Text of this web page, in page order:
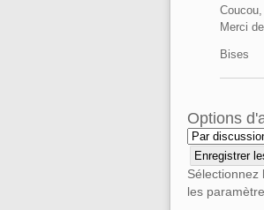
Merci
Bises
Options
Sélectionnez
les